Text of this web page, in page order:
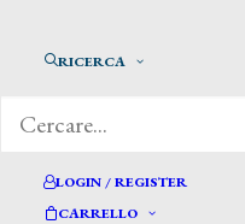
RICERCA
LOGIN / REGISTER
CARRELLO